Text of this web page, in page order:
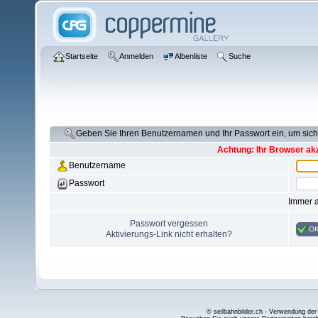
Startseite Anmelden Albenliste Suche
Geben Sie Ihren Benutzernamen und Ihr Passwort ein, um
Achtung: Ihr Browser
Benutzername
Passwort
Immer
Passwort vergessen
Aktivierungs-Link nicht erhalten?
© seilbahnbilder.ch - Verwendung